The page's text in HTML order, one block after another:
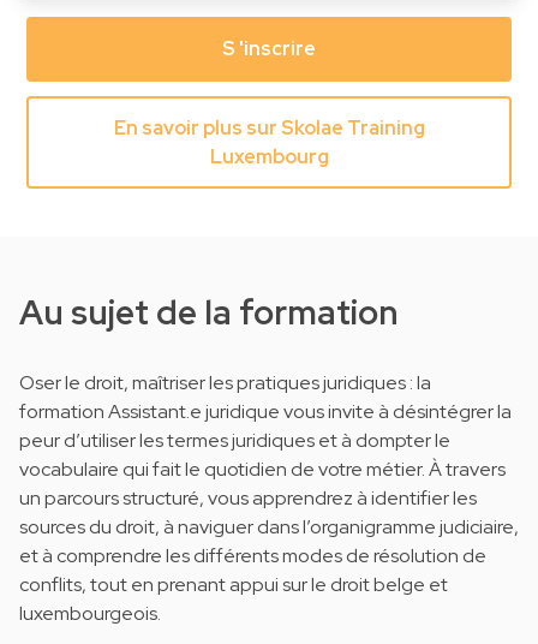
S 'inscrire
En savoir plus sur Skolae Training
Luxembourg
Au sujet de la formation
Oser le droit, maîtriser les pratiques juridiques : la
formation Assistant.e juridique vous invite à désintégrer la
peur d’utiliser les termes juridiques et à dompter le
vocabulaire qui fait le quotidien de votre métier. À travers
un parcours structuré, vous apprendrez à identifier les
sources du droit, à naviguer dans l’organigramme judiciaire,
et à comprendre les différents modes de résolution de
conflits, tout en prenant appui sur le droit belge et
luxembourgeois.​